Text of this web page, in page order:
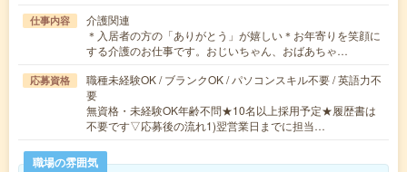
仕事内容
介護関連
＊入居者の方の「ありがとう」が嬉しい＊お年寄りを笑顔に
する介護のお仕事です。おじいちゃん、おばあちゃ…
応募資格
職種未経験OK / ブランクOK / パソコンスキル不要 / 英語力不
要
無資格・未経験OK年齢不問★10名以上採用予定★履歴書は
不要です▽応募後の流れ1)翌営業日までに担当…
職場の雰囲気